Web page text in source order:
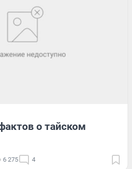
о тайском
6 275 4